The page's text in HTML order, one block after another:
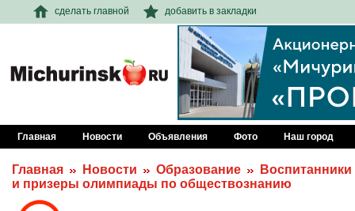
сделать главной добавить в закладки
Главная Новости Объявления Фото Наш город
Главная Новости Образование
и призеры олимпиады по обществознанию